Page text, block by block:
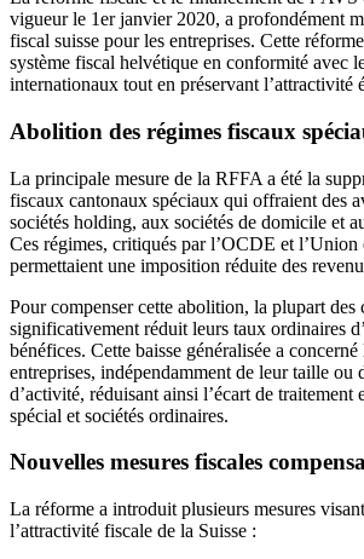
vigueur le 1er janvier 2020, a profondément
fiscal suisse pour les entreprises. Cette
système fiscal helvétique en conformité avec
internationaux tout en préservant l’attractivité
Abolition des régimes fiscaux
La principale mesure de la RFFA a été la
fiscaux cantonaux spéciaux qui offraient des
sociétés holding, aux sociétés de domicile et
Ces régimes, critiqués par l’OCDE et l’Union
permettaient une imposition réduite des
Pour compenser cette abolition, la plupart des
significativement réduit leurs taux ordinaires
bénéfices. Cette baisse généralisée a concerné
entreprises, indépendamment de leur taille ou
d’activité, réduisant ainsi l’écart de traitement
spécial et sociétés ordinaires.
Nouvelles mesures fiscales
La réforme a introduit plusieurs mesures
l’attractivité fiscale de la Suisse :